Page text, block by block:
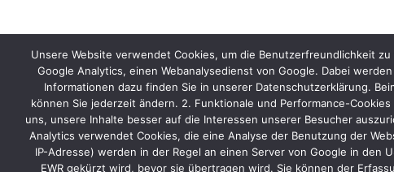
Start Kontakt AGB Datenschutz Impressum
Unsere Website verwendet Cookies, um die Benutzerfreundlichkeit
Google Analytics, einen Webanalysedienst von Google. Dabei
Informationen dazu finden Sie in unserer Datenschutzerklärung.
können Sie jederzeit ändern. 2. Funktionale und Performance-
uns, unsere Inhalte besser auf die Interessen unserer Besucher
Analytics verwendet Cookies, die eine Analyse der Benutzung der
IP-Adresse) werden in der Regel an einen Server von Google in den
EWR gekürzt wird, bevor sie übertragen wird. Sie können der